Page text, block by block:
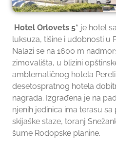
Hotel Orlovets 5* je hotel
luksuza, tišine i udobnosti u
Nalazi se na 1600 m
zimovališta, u blizini
amblematičnog hotela
desetospratnog hotela
nagrada. Izgrađena je na
njenih jedinica ima terasu
skijaške staze, toranj
šume Rodopske planine.